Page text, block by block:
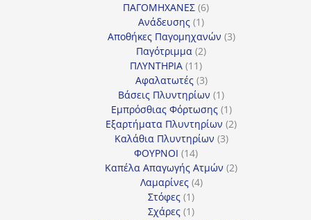
προϊόντα
ΠΑΓΟΜΗΧΑΝΕΣ 66
Ανάδευσης 11
προϊόν
Αποθήκες Παγομηχανών 33
Παγότριμμα 22
ΠΛΥΝΤΗΡΙΑ 1111
προϊόντα
Αφαλατωτές 33
προϊόντα
Βάσεις Πλυντηρίων 11
προϊόν
Εμπρόσθιας Φόρτωσης 11
προϊόν
Εξαρτήματα Πλυντηρίων 22
Καλάθια Πλυντηρίων 33
ΦΟΥΡΝΟΙ 1414
προϊόντα
Καπέλα Απαγωγής Ατμών 22
Λαμαρίνες 44
Στόφες 11
προϊόν
Σχάρες 11